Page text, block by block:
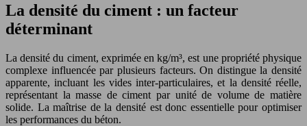
La densité du ciment : un facteur
déterminant
La densité du ciment, exprimée en kg/m³, est une propriété physique
complexe influencée par plusieurs facteurs. On distingue la densité
apparente, incluant les vides inter-particulaires, et la densité réelle,
représentant la masse de ciment par unité de volume de matière
solide. La maîtrise de la densité est donc essentielle pour optimiser
les performances du béton.